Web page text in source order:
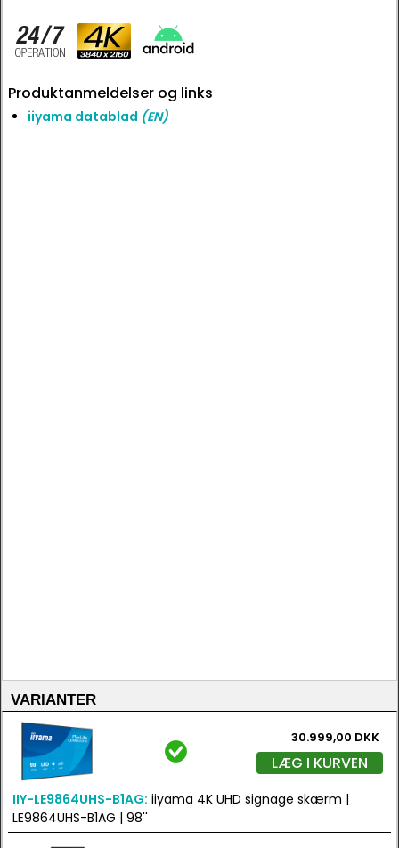
Produktanmeldelser og links
iiyama datablad (EN)
VARIANTER
30.999,00 DKK
LÆG I KURVEN
IIY-LE9864UHS-B1AG: iiyama 4K UHD signage skærm |
LE9864UHS-B1AG | 98''